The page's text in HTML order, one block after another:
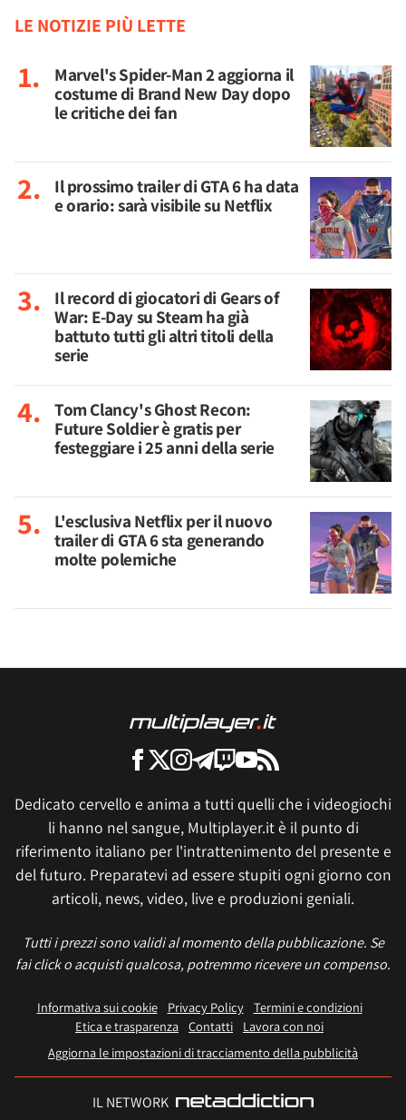
LE NOTIZIE PIÙ LETTE
Marvel's Spider-Man 2 aggiorna il
costume di Brand New Day dopo
le critiche dei fan
Il prossimo trailer di GTA 6 ha data
e orario: sarà visibile su Netflix
Il record di giocatori di Gears of
War: E-Day su Steam ha già
battuto tutti gli altri titoli della
serie
Tom Clancy's Ghost Recon:
Future Soldier è gratis per
festeggiare i 25 anni della serie
L'esclusiva Netflix per il nuovo
trailer di GTA 6 sta generando
molte polemiche
Dedicato cervello e anima a tutti quelli che i videogiochi
li hanno nel sangue, Multiplayer.it è il punto di
riferimento italiano per l'intrattenimento del presente e
del futuro. Preparatevi ad essere stupiti ogni giorno con
articoli, news, video, live e produzioni geniali.
Tutti i prezzi sono validi al momento della pubblicazione. Se
fai click o acquisti qualcosa, potremmo ricevere un compenso.
Informativa sui cookie Privacy Policy
Termini e condizioni
Etica e trasparenza Contatti
Lavora con noi
Aggiorna le impostazioni di tracciamento della pubblicità
IL NETWORK